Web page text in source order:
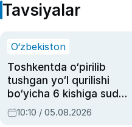
Tavsiyalar
O‘zbekiston
Toshkentda o‘pirilib
tushgan yo‘l qurilishi
bo‘yicha 6 kishiga sud
hukmi o‘qildi
10:10 / 05.08.2026